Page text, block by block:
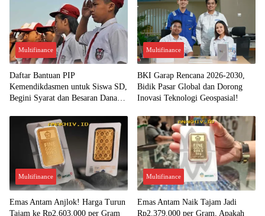
Multifinance
Daftar Bantuan PIP
Kemendikdasmen untuk Siswa SD,
Begini Syarat dan Besaran Dana
Multifinance
BKI Garap Rencana 2026-2030,
Bidik Pasar Global dan Dorong
Inovasi Teknologi Geospasial!
Multifinance
Emas Antam Anjlok! Harga Turun
Tajam ke Rp2.603.000 per Gram
Multifinance
Emas Antam Naik Tajam Jadi
Rp2.379.000 per Gram, Apakah